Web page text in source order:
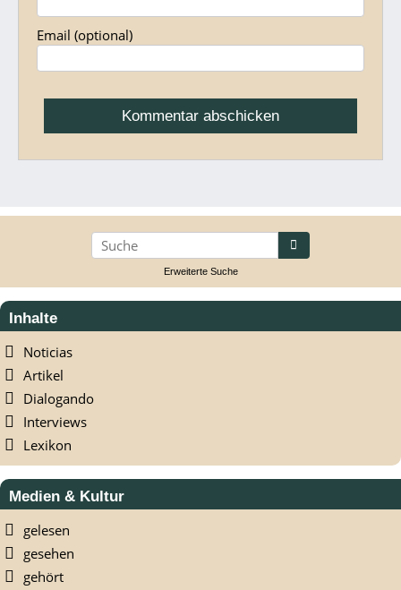
suchen
Erweiterte Suche
Inhalte
Noticias
Artikel
Dialogando
Interviews
Lexikon
Medien & Kultur
gelesen
gesehen
gehört
Email (optional)